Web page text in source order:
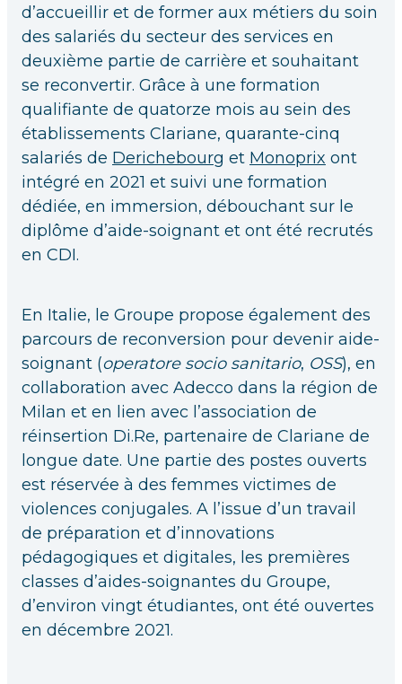
d’accueillir et de former aux métiers du soin
des salariés du secteur des services en
deuxième partie de carrière et souhaitant
se reconvertir. Grâce à une formation
qualifiante de quatorze mois au sein des
établissements Clariane, quarante-cinq
salariés de Derichebourg et Monoprix ont
intégré en 2021 et suivi une formation
dédiée, en immersion, débouchant sur le
diplôme d’aide-soignant et ont été recrutés
en CDI.
En Italie, le Groupe propose également des
parcours de reconversion pour devenir aide-
soignant (operatore socio sanitario, OSS), en
collaboration avec Adecco dans la région de
Milan et en lien avec l’association de
réinsertion Di.Re, partenaire de Clariane de
longue date. Une partie des postes ouverts
est réservée à des femmes victimes de
violences conjugales. A l’issue d’un travail
de préparation et d’innovations
pédagogiques et digitales, les premières
classes d’aides-soignantes du Groupe,
d’environ vingt étudiantes, ont été ouvertes
en décembre 2021.